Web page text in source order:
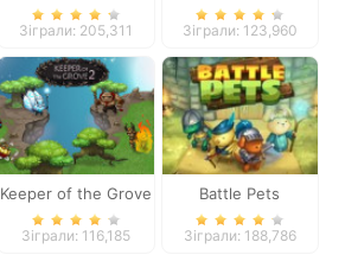
Defense
Зіграли: 205,311 Зіграли: 123,960
Keeper of the Grove
2
Зіграли: 116,185
Battle Pets
Зіграли: 188,786